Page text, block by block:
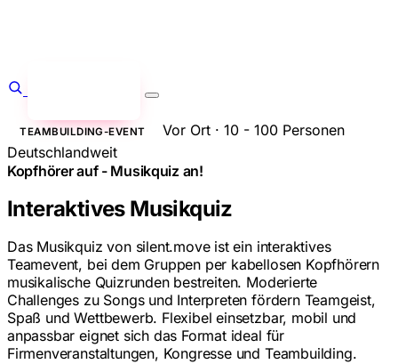
TEAMBUILDING-EVENT
Vor Ort · 10 - 100 Personen
Deutschlandweit
Kopfhörer auf - Musikquiz an!
Interaktives Musikquiz
Das Musikquiz von silent.move ist ein interaktives
Teamevent, bei dem Gruppen per kabellosen Kopfhörern
musikalische Quizrunden bestreiten. Moderierte
Challenges zu Songs und Interpreten fördern Teamgeist,
Spaß und Wettbewerb. Flexibel einsetzbar, mobil und
anpassbar eignet sich das Format ideal für
Firmenveranstaltungen, Kongresse und Teambuilding.